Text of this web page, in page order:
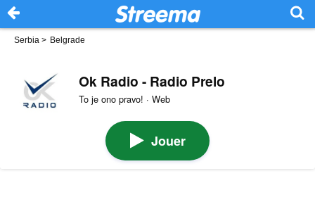
Serbia > Belgrade
Ok Radio - Radio Prelo
To je ono pravo! · Web
Jouer